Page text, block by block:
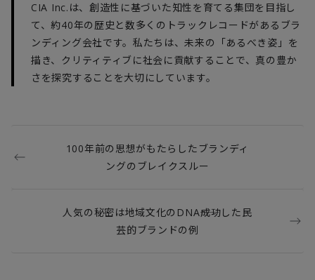
CIA Inc.は、創造性に基づいた知性を育てる集団を目指し
て、約40年の歴史と数多くのトラックレコードがあるブラ
ンディング会社です。私たちは、未来の「あるべき姿」を
描き、クリティティブに社会に貢献することで、真の豊か
さを探究することを大切にしています。
100年前の思想がもたらしたブランディ
ングのブレイクスルー
人気の秘密は地域文化のDNA――成功した民
芸的ブランドの例